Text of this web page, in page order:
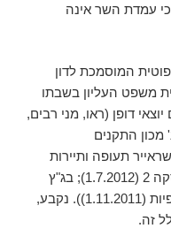
עמדת השר אינה
המוסמכת לדון
משפט העליון בשבתו
דופן (ראו, מני רבים,
נ' מכון התקנים
(2.6.2016); בג"ץ 6587/11 ישראייר תעופה ותיירות
בע"מ נ' רשות התעופה האזרחית, פסקה 2 (1.7.2012); בג"ץ
5311/11 כהן נ' רשם האגודות השיתופיות (1.11.2011)). נקבע,
זה.